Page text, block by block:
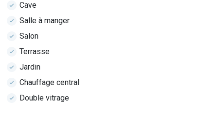
Cave
Salle à manger
Salon
Terrasse
Jardin
Chauffage central
Double vitrage